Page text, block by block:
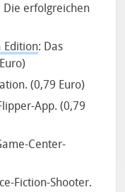
Die erfolgreichen
Edition: Das
(0,79 Euro)
App. (0,79
Center-
Fiction-Shooter.